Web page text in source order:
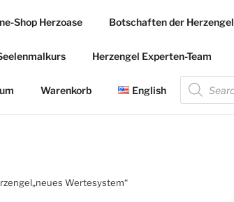
Shop Herzoase Botschaften der Herzengel
Herzengel Experten-Team
Warenkorb English
Products
search
Wertesystem“